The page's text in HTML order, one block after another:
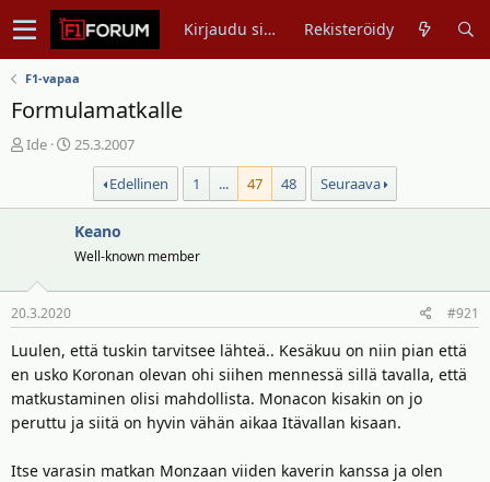
Kirjaudu sisään Rekisteröidy
F1-vapaa
Formulamatkalle
V
s
e
t
u
n
a
l
i
Ide
A
i
t
u
p
v
ä
m
ä
r
25.3.2007
Edellinen
1 ... 47 48 Seuraava
Keano
Well-known member
20.3.2020 #921
Luulen, että tuskin tarvitsee lähteä.. Kesäkuu on niin pian että
en usko Koronan olevan ohi siihen mennessä sillä tavalla, että
matkustaminen olisi mahdollista. Monacon kisakin on jo
peruttu ja siitä on hyvin vähän aikaa Itävallan kisaan.
Itse varasin matkan Monzaan viiden kaverin kanssa ja olen